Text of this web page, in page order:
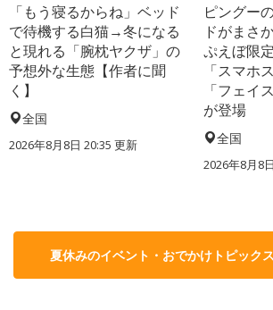
「もう寝るからね」ベッド
で待機する白猫→冬になる
と現れる「腕枕ヤクザ」の
予想外な生態【作者に聞
く】
全国
2026年8月8日 20:35 更新
ピングー
ドがまさ
ぷえぼ限
「スマホ
「フェイ
が登場
全国
2026年8月8
夏休みのイベント・おでかけトピック